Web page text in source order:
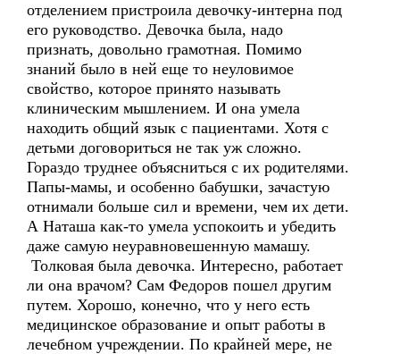
отделением пристроила девочку-интерна под
его руководство. Девочка была, надо
признать, довольно грамотная. Помимо
знаний было в ней еще то неуловимое
свойство, которое принято называть
клиническим мышлением. И она умела
находить общий язык с пациентами. Хотя с
детьми договориться не так уж сложно.
Гораздо труднее объясниться с их родителями.
Папы-мамы, и особенно бабушки, зачастую
отнимали больше сил и времени, чем их дети.
А Наташа как-то умела успокоить и убедить
даже самую неуравновешенную мамашу.
Толковая была девочка. Интересно, работает
ли она врачом? Сам Федоров пошел другим
путем. Хорошо, конечно, что у него есть
медицинское образование и опыт работы в
лечебном учреждении. По крайней мере, не